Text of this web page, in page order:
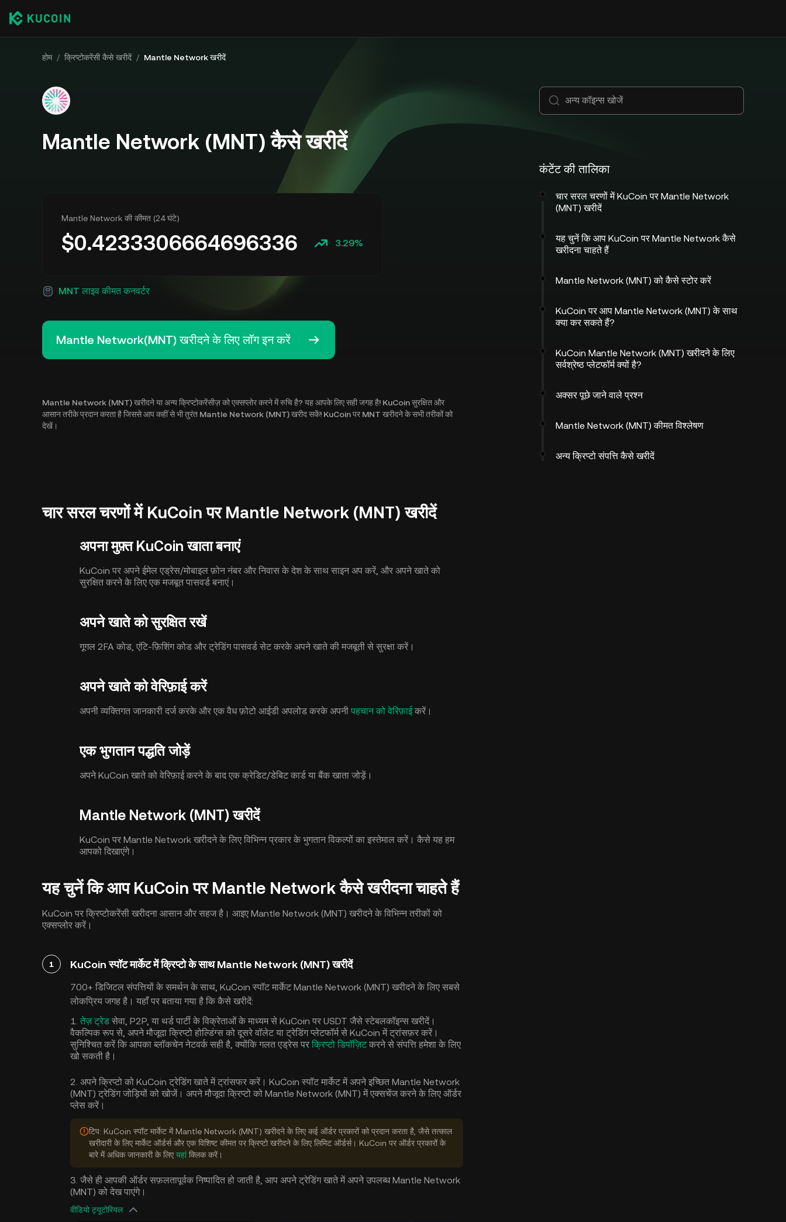
होम / क्रिप्टोकरेंसी कैसे खरीदें / Mantle Network खरीदें
Mantle Network (MNT) कैसे खरीदें
Mantle Network की कीमत (24 घंटे)
$0.4233306664696336 3.29%
MNT लाइव कीमत कनवर्टर
Mantle Network(MNT) खरीदने के लिए लॉग इन करें
Mantle Network (MNT) खरीदने या अन्य क्रिप्टोकरेंसीज़ को एक्सप्लोर करने में रुचि है? यह आपके लिए सही जगह है! KuCoin सुरक्षित और
आसान तरीके प्रदान करता है जिससे आप कहीं से भी तुरंत Mantle Network (MNT) खरीद सकें! KuCoin पर MNT खरीदने के सभी तरीकों को
देखें।
चार सरल चरणों में KuCoin पर Mantle Network (MNT) खरीदें
अपना मुफ़्त KuCoin खाता बनाएं
KuCoin पर अपने ईमेल एड्रेस/मोबाइल फ़ोन नंबर और निवास के देश के साथ साइन अप करें, और अपने खाते को
सुरक्षित करने के लिए एक मजबूत पासवर्ड बनाएं।
अपने खाते को सुरक्षित रखें
गूगल 2FA कोड, एंटि-फ़िशिंग कोड और ट्रेडिंग पासवर्ड सेट करके अपने खाते की मजबूती से सुरक्षा करें।
अपने खाते को वेरिफ़ाई करें
अपनी व्यक्तिगत जानकारी दर्ज करके और एक वैध फ़ोटो आईडी अपलोड करके अपनी पहचान को वेरिफ़ाईकरें।
एक भुगतान पद्धति जोड़ें
अपने KuCoin खाते को वेरिफ़ाई करने के बाद एक क्रेडिट/डेबिट कार्ड या बैंक खाता जोड़ें।
Mantle Network (MNT) खरीदें
KuCoin पर Mantle Network खरीदने के लिए विभिन्न प्रकार के भुगतान विकल्पों का इस्तेमाल करें। कैसे यह हम
आपको दिखाएंगे।
यह चुनें कि आप KuCoin पर Mantle Network कैसे खरीदना चाहते हैं
KuCoin पर क्रिप्टोकरेंसी खरीदना आसान और सहज है। आइए Mantle Network (MNT) खरीदने के विभिन्न तरीकों को
एक्सप्लोर करें।
1 KuCoin स्पॉट मार्केट में क्रिप्टो के साथ Mantle Network (MNT) खरीदें
700+ डिजिटल संपत्तियों के समर्थन के साथ, KuCoin स्पॉट मार्केट Mantle Network (MNT) खरीदने के लिए सबसे
लोकप्रिय जगह है। यहाँ पर बताया गया है कि कैसे खरीदें:
1. तेज़ ट्रेड सेवा, P2P, या थर्ड पार्टी के विक्रेताओं के माध्यम से KuCoin पर USDT जैसे स्टेबलकॉइन्स खरीदें।
वैकल्पिक रूप से, अपने मौजूदा क्रिप्टो होल्डिंग्स को दूसरे वॉलेट या ट्रेडिंग प्लेटफॉर्म से KuCoin में ट्रांसफ़र करें।
सुनिश्चित करें कि आपका ब्लॉकचेन नेटवर्क सही है, क्योंकि गलत एड्रेस पर क्रिप्टो डिपॉज़िटकरने से संपत्ति हमेशा के लिए
खो सकती है।
2. अपने क्रिप्टो को KuCoin ट्रेडिंग खाते में ट्रांसफर करें। KuCoin स्पॉट मार्केट में अपने इच्छित Mantle Network
(MNT) ट्रेडिंग जोड़ियों को खोजें। अपने मौजूदा क्रिप्टो को Mantle Network (MNT) में एक्सचेंज करने के लिए ऑर्डर
प्लेस करें।
टिप: KuCoin स्पॉट मार्केट में Mantle Network (MNT) खरीदने के लिए कई ऑर्डर प्रकारों को प्रदान करता है, जैसे तत्काल
खरीदारी के लिए मार्केट ऑर्डर्स और एक विशिष्ट कीमत पर क्रिप्टो खरीदने के लिए लिमिट ऑर्डर्स। KuCoin पर ऑर्डर प्रकारों के
बारे में अधिक जानकारी के लिए यहांक्लिक करें।
3. जैसे ही आपकी ऑर्डर सफ़लतापूर्वक निष्पादित हो जाती है, आप अपने ट्रेडिंग खाते में अपने उपलब्ध Mantle Network
(MNT) को देख पाएंगे।
वीडियो ट्यूटोरियल
कंटेंट की तालिका
चार सरल चरणों में KuCoin पर Mantle Network
(MNT) खरीदें
यह चुनें कि आप KuCoin पर Mantle Network कैसे
खरीदना चाहते हैं
Mantle Network (MNT) को कैसे स्टोर करें
KuCoin पर आप Mantle Network (MNT) के साथ
क्या कर सकते हैं?
KuCoin Mantle Network (MNT) खरीदने के लिए
सर्वश्रेष्ठ प्लेटफॉर्म क्यों है?
अक्सर पूछे जाने वाले प्रश्न
Mantle Network (MNT) कीमत विश्लेषण
अन्य क्रिप्टो संपत्ति कैसे खरीदें